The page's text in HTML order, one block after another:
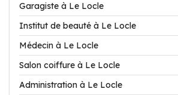
Garagiste à Le Locle
Institut de beauté à Le Locle
Médecin à Le Locle
Salon coiffure à Le Locle
Administration à Le Locle